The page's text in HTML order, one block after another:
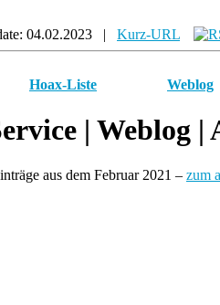
04.02.2023 | Kurz-URL
Hoax-Liste Weblog
| Weblog |
aus dem Februar 2021 – zum